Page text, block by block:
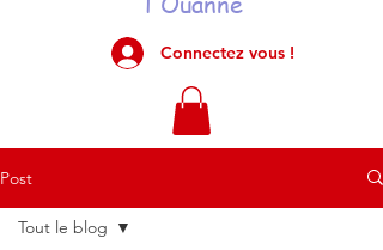
Connectez vous !
Post
Tout le blog